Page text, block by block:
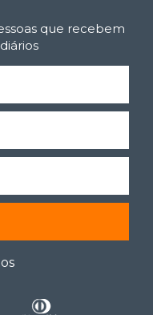
que recebem